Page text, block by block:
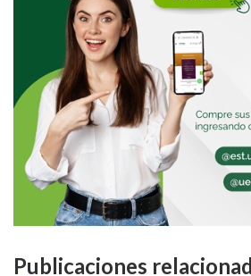
Publicaciones